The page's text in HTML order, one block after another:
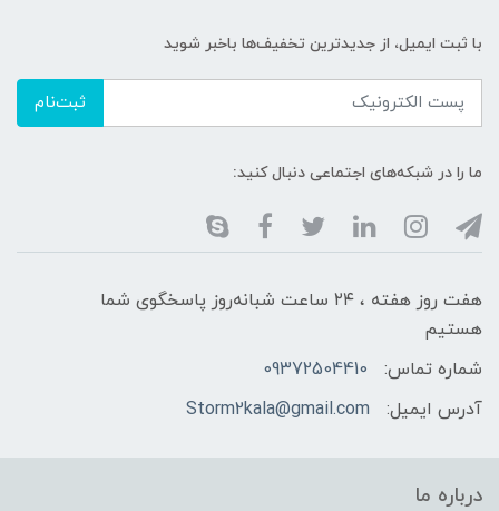
با ثبت ایمیل، از جدید‌ترین تخفیف‌ها با‌خبر شوید
ثبت‌نام
ما را در شبکه‌های اجتماعی دنبال کنید:
هفت روز هفته ، ۲۴ ساعت شبانه‌روز پاسخگوی شما
هستیم
شماره تماس:
09372504410
آدرس ایمیل:
Storm2kala@gmail.com
درباره ما